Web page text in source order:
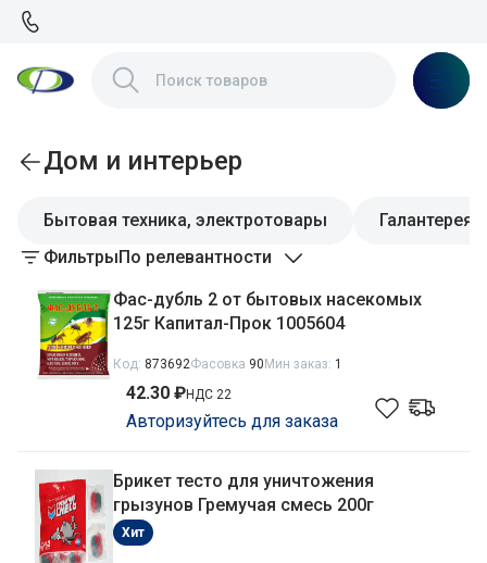
Дом и интерьер
Бытовая техника, электротовары
Галантерея
ФильтрыПо релевантности
Фас-дубль 2 от бытовых насекомых
125г Капитал-Прок 1005604
Код: 873692Фасовка 90 Мин заказ: 1
42.30 ₽НДС 22
Авторизуйтесь для заказа
Брикет тесто для уничтожения
грызунов Гремучая смесь 200г
Хит